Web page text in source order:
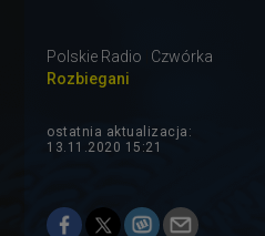
Polskie Radio
Czwórka
Rozbiegani
ostatnia aktualizacja:
13.11.2020 15:21